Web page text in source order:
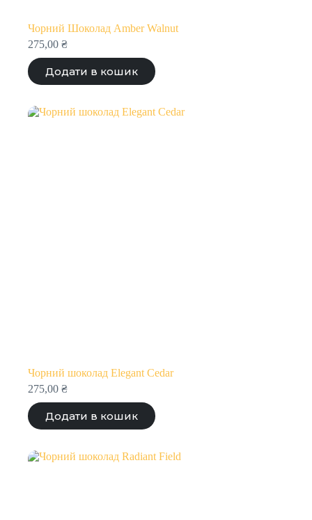
Чорний Шоколад Amber Walnut
275,00 ₴
Додати в кошик
Чорний шоколад Elegant Cedar
275,00 ₴
Додати в кошик